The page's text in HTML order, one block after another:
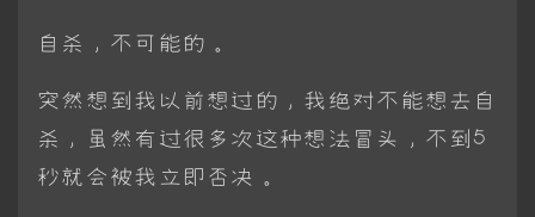
自杀，不可能的。
突然想到我以前想过的，我绝对不能想去自
杀，虽然有过很多次这种想法冒头，不到5
秒就会被我立即否决。